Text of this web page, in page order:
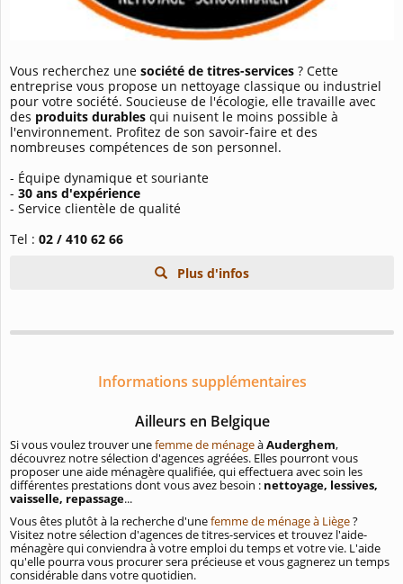
Vous recherchez une société de titres-services ? Cette
entreprise vous propose un nettoyage classique ou industriel
pour votre société. Soucieuse de l'écologie, elle travaille avec
des produits durables qui nuisent le moins possible à
l'environnement. Profitez de son savoir-faire et des
nombreuses compétences de son personnel.
- Équipe dynamique et souriante
- 30 ans d'expérience
- Service clientèle de qualité
Tel : 02 / 410 62 66
Plus d'infos
Informations supplémentaires
Ailleurs en Belgique
Si vous voulez trouver unefemme de ménageàAuderghem,
découvrez notre sélection d'agences agréées. Elles pourront vous
proposer une aide ménagère qualifiée, qui effectuera avec soin les
différentes prestations dont vous avez besoin : nettoyage, lessives,
vaisselle, repassage...
Vous êtes plutôt à la recherche d'unefemme de ménage à Liège?
Visitez notre sélection d'agences de titres-services et trouvez l'aide-
ménagère qui conviendra à votre emploi du temps et votre vie. L'aide
qu'elle pourra vous procurer sera précieuse et vous gagnerez un temps
considérable dans votre quotidien.